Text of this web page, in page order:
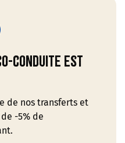
conduite est
de nos transferts et
-5% de